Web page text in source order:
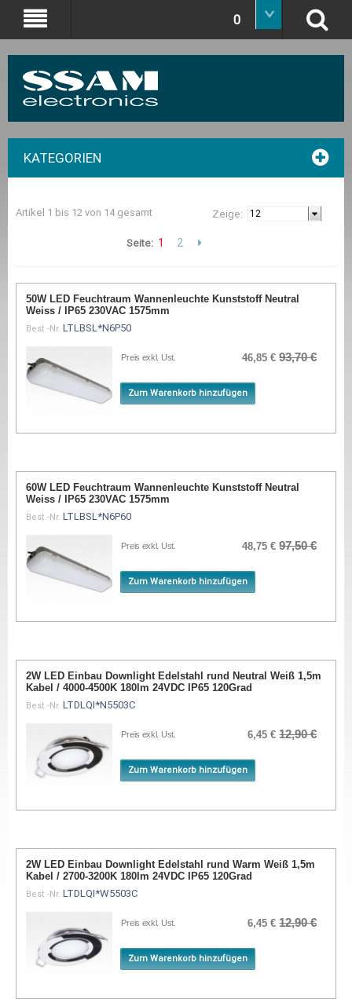
0
KATEGORIEN
Artikel 1 bis 12 von 14 gesamt Zeige:
Seite: 1 2
50W LED Feuchtraum Wannenleuchte Kunststoff Neutral
Weiss / IP65 230VAC 1575mm
Best.-Nr. LTLBSL*N6P50
Preis exkl. Ust. 46,85 € 93,70 €
Zum Warenkorb hinzufügen
60W LED Feuchtraum Wannenleuchte Kunststoff Neutral
Weiss / IP65 230VAC 1575mm
Best.-Nr. LTLBSL*N6P60
Preis exkl. Ust. 48,75 € 97,50 €
Zum Warenkorb hinzufügen
2W LED Einbau Downlight Edelstahl rund Neutral Weiß 1,5m
Kabel / 4000-4500K 180lm 24VDC IP65 120Grad
Best.-Nr. LTDLQI*N5503C
Preis exkl. Ust. 6,45 € 12,90 €
Zum Warenkorb hinzufügen
2W LED Einbau Downlight Edelstahl rund Warm Weiß 1,5m
Kabel / 2700-3200K 180lm 24VDC IP65 120Grad
Best.-Nr. LTDLQI*W5503C
Preis exkl. Ust. 6,45 € 12,90 €
Zum Warenkorb hinzufügen